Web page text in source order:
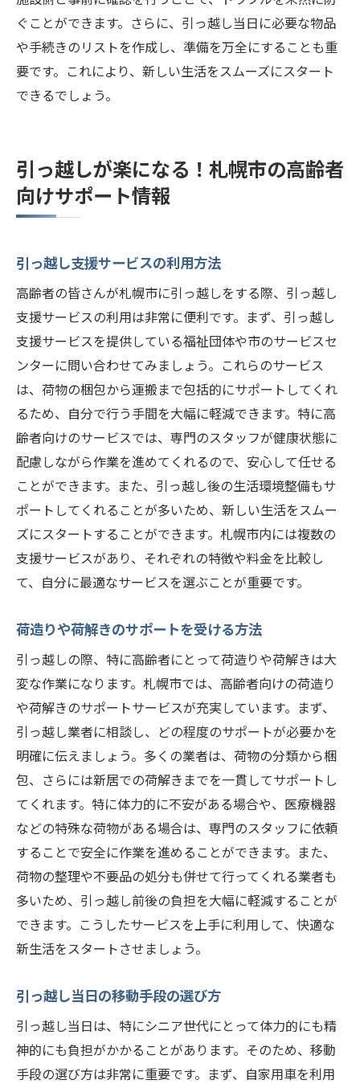
ぐことができます。さらに、引っ越し当日に必要な物品
や手続きのリストを作成し、準備を万全にすることも重
要です。これにより、新しい生活をスムーズにスタート
できるでしょう。
引っ越しが楽になる！札幌市の高齢者
向けサポート情報
引っ越し支援サービスの利用方法
高齢者の皆さんが札幌市に引っ越しをする際、引っ越し
支援サービスの利用は非常に便利です。まず、引っ越し
支援サービスを提供している福祉団体や市のサービスセ
ンターに問い合わせてみましょう。これらのサービス
は、荷物の梱包から運搬まで包括的にサポートしてくれ
るため、自分で行う手間を大幅に軽減できます。特に高
齢者向けのサービスでは、専門のスタッフが健康状態に
配慮しながら作業を進めてくれるので、安心して任せる
ことができます。また、引っ越し後の生活環境整備もサ
ポートしてくれることが多いため、新しい生活をスムー
ズにスタートすることができます。札幌市内には複数の
支援サービスがあり、それぞれの特徴や料金を比較し
て、自分に最適なサービスを選ぶことが重要です。
荷造りや荷解きのサポートを受ける方法
引っ越しの際、特に高齢者にとって荷造りや荷解きは大
変な作業になります。札幌市では、高齢者向けの荷造り
や荷解きのサポートサービスが充実しています。まず、
引っ越し業者に相談し、どの程度のサポートが必要かを
明確に伝えましょう。多くの業者は、荷物の分類から梱
包、さらには新居での荷解きまでを一貫してサポートし
てくれます。特に体力的に不安がある場合や、医療機器
などの特殊な荷物がある場合は、専門のスタッフに依頼
することで安全に作業を進めることができます。また、
荷物の整理や不要品の処分も併せて行ってくれる業者も
多いため、引っ越し前後の負担を大幅に軽減することが
できます。こうしたサービスを上手に利用して、快適な
新生活をスタートさせましょう。
引っ越し当日の移動手段の選び方
引っ越し当日は、特にシニア世代にとって体力的にも精
神的にも負担がかかることがあります。そのため、移動
手段の選び方は非常に重要です。まず、自家用車を利用